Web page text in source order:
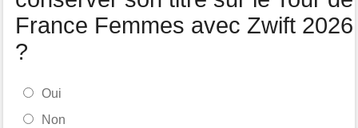
France Femmes avec Zwift 2026
?
Oui
Non